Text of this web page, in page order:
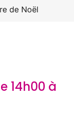
de Noël
14h00 à